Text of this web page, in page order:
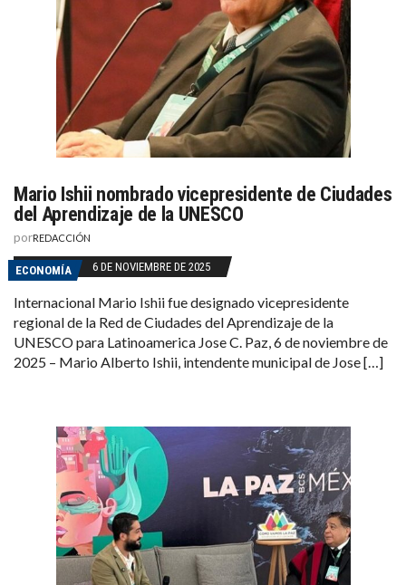
Mario Ishii nombrado vicepresidente de Ciudades
del Aprendizaje de la UNESCO
porREDACCIÓN
ECONOMÍA 6 DE NOVIEMBRE DE 2025
Internacional Mario Ishii fue designado vicepresidente
regional de la Red de Ciudades del Aprendizaje de la
UNESCO para Latinoamerica Jose C. Paz, 6 de noviembre de
2025 – Mario Alberto Ishii, intendente municipal de Jose […]